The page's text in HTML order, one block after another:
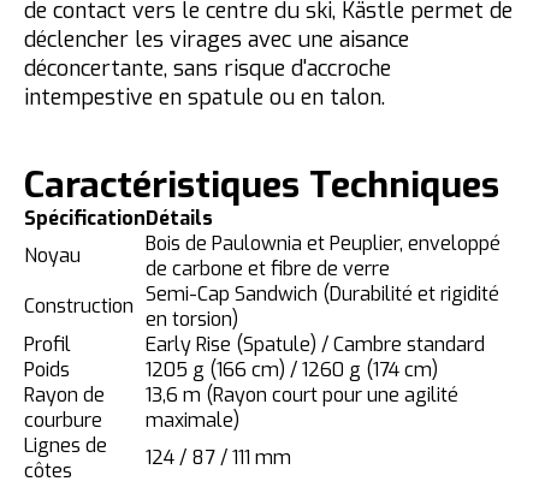
de contact vers le centre du ski, Kästle permet de
déclencher les virages avec une aisance
déconcertante, sans risque d'accroche
intempestive en spatule ou en talon.
Caractéristiques Techniques
SpécificationDétails
Noyau
Bois de Paulownia et Peuplier, enveloppé
de carbone et fibre de verre
Construction Semi-Cap Sandwich (Durabilité et rigidité
en torsion)
Profil
Early Rise (Spatule) / Cambre standard
Poids
1205 g (166 cm) / 1260 g (174 cm)
Rayon de
courbure
13,6 m (Rayon court pour une agilité
maximale)
Lignes de
côtes
124 / 87 / 111 mm